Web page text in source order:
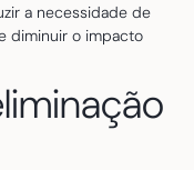
a necessidade de
diminuir o impacto